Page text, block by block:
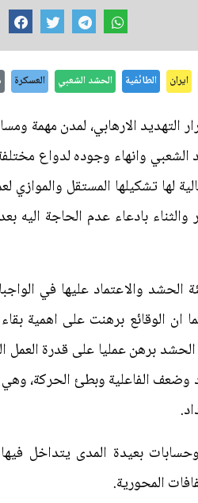
ايران الطائفية الحشد الشعبي العسكرة
الارهابي، لمدن مهمة
وانهاء وجوده لدواع
لها تشكيلها المستقل
بادعاء عدم الحاجة اليه
والاعتماد عليها في
برهنت على اهمية بقاء
برهن عمليا على قدرة
الفاعلية وبطئ الحركة،
بعيدة المدى يتداخل
المحورية.